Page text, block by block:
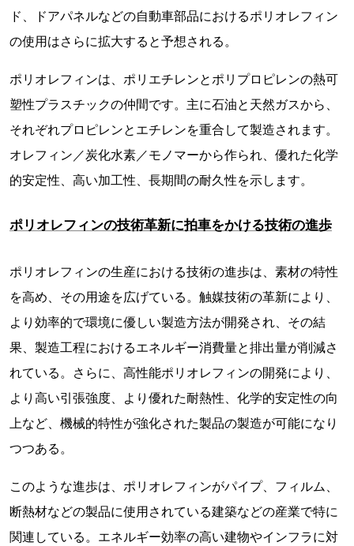
ド、ドアパネルなどの自動車部品におけるポリオレフィン
の使用はさらに拡大すると予想される。
ポリオレフィンは、ポリエチレンとポリプロピレンの熱可
塑性プラスチックの仲間です。主に石油と天然ガスから、
それぞれプロピレンとエチレンを重合して製造されます。
オレフィン／炭化水素／モノマーから作られ、優れた化学
的安定性、高い加工性、長期間の耐久性を示します。
ポリオレフィンの技術革新に拍車をかける技術の進歩
ポリオレフィンの生産における技術の進歩は、素材の特性
を高め、その用途を広げている。触媒技術の革新により、
より効率的で環境に優しい製造方法が開発され、その結
果、製造工程におけるエネルギー消費量と排出量が削減さ
れている。さらに、高性能ポリオレフィンの開発により、
より高い引張強度、より優れた耐熱性、化学的安定性の向
上など、機械的特性が強化された製品の製造が可能になり
つつある。
このような進歩は、ポリオレフィンがパイプ、フィルム、
断熱材などの製品に使用されている建築などの産業で特に
関連している。エネルギー効率の高い建物やインフラに対